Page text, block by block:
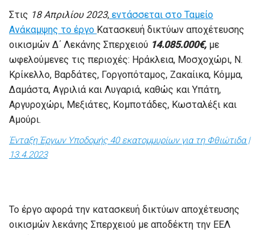
Στις 18 Απριλίου 2023, εντάσσεται στο Ταμείο
Ανάκαμψης το έργο Κατασκευή δικτύων αποχέτευσης
οικισμών Δ΄ Λεκάνης Σπερχειού 14.085.000€, με
ωφελούμενες τις περιοχές: Ηράκλεια, Μοσχοχώρι, Ν.
Κρίκελλο, Βαρδάτες, Γοργοπόταμος, Ζακαίικα, Κόμμα,
Δαμάστα, Αγριλιά και Λυγαριά, καθώς και Υπάτη,
Αργυροχώρι, Μεξιάτες, Κομποτάδες, Κωσταλέξι και
Αμούρι.
Ένταξη Έργων Υποδομής 40 εκατομμυρίων για τη Φθιώτιδα |
13.4.2023
Το έργο αφορά την κατασκευή δικτύων αποχέτευσης
οικισμών λεκάνης Σπερχειού με αποδέκτη την ΕΕΛ